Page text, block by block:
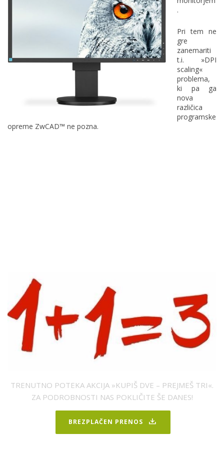
.
Pri tem ne
gre
zanemariti
t.i. »DPI
scaling«
problema,
ki pa ga
nova
različica
programske
opreme ZwCAD™ ne pozna.
TRENUTNO POTEKA AKCIJA »KUPIŠ DVE – PREJMEŠ TRI«.
ZA PODROBNOSTI NAS POKLIČITE ŠE DANES!
BREZPLAČEN PRENOS